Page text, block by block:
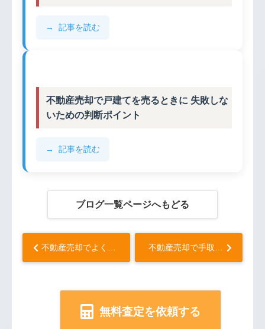
記事を読む
不動産売却で戸建てを売るときに 失敗しな
いための判断ポイント
記事を読む
ブログ一覧ページへもどる
無料査定を依頼する